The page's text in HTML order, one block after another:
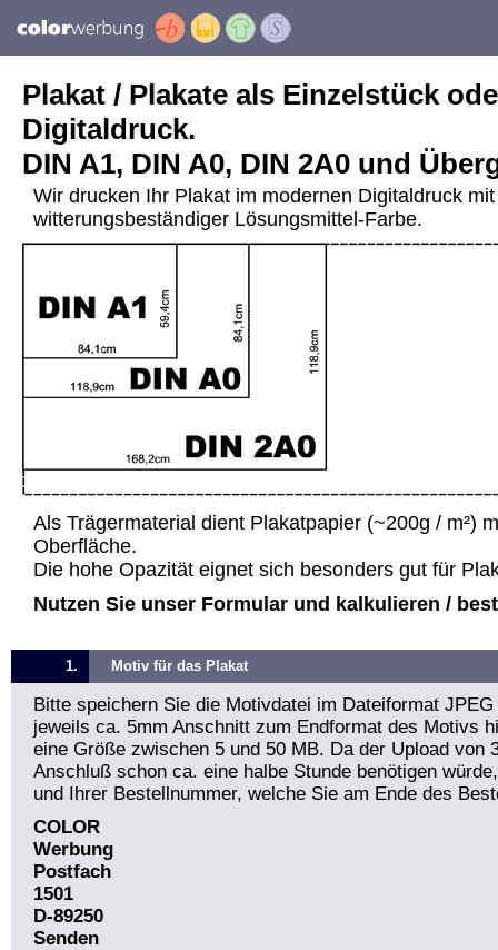
Plakat / Plakate als Einzelstück
Digitaldruck.
DIN A1, DIN A0, DIN 2A0 und
Wir drucken Ihr Plakat im modernen Digitaldruck
witterungsbeständiger Lösungsmittel-Farbe.
Als Trägermaterial dient Plakatpapier (~200g / m²)
Oberfläche.
Die hohe Opazität eignet sich besonders gut für
Nutzen Sie unser Formular und kalkulieren /
1. Motiv für das Plakat
Bitte speichern Sie die Motivdatei im Dateiformat
jeweils ca. 5mm Anschnitt zum Endformat des Motivs
eine Größe zwischen 5 und 50 MB. Da der Upload von
Anschluß schon ca. eine halbe Stunde benötigen
und Ihrer Bestellnummer, welche Sie am Ende des
COLOR
Werbung
Postfach
1501
D-89250
Senden